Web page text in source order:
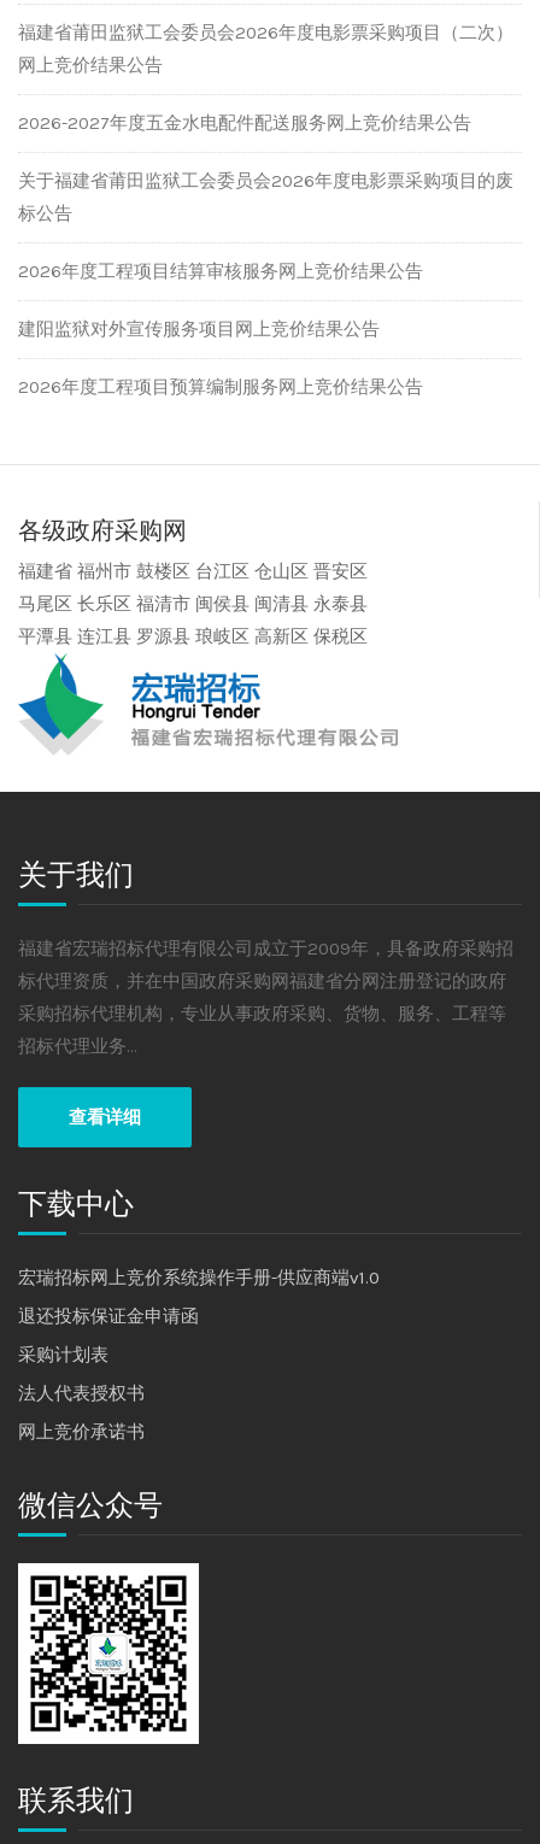
福建省莆田监狱工会委员会2026年度电影票采购项目（二次）
网上竞价结果公告
2026-2027年度五金水电配件配送服务网上竞价结果公告
关于福建省莆田监狱工会委员会2026年度电影票采购项目的废
标公告
2026年度工程项目结算审核服务网上竞价结果公告
建阳监狱对外宣传服务项目网上竞价结果公告
2026年度工程项目预算编制服务网上竞价结果公告
各级政府采购网
福建省 福州市 鼓楼区 台江区 仓山区 晋安区
马尾区 长乐区 福清市 闽侯县 闽清县 永泰县
平潭县 连江县 罗源县 琅岐区 高新区 保税区
关于我们
福建省宏瑞招标代理有限公司成立于2009年，具备政府采购招
标代理资质，并在中国政府采购网福建省分网注册登记的政府
采购招标代理机构，专业从事政府采购、货物、服务、工程等
招标代理业务...
查看详细
下载中心
宏瑞招标网上竞价系统操作手册-供应商端v1.0
退还投标保证金申请函
采购计划表
法人代表授权书
网上竞价承诺书
微信公众号
联系我们